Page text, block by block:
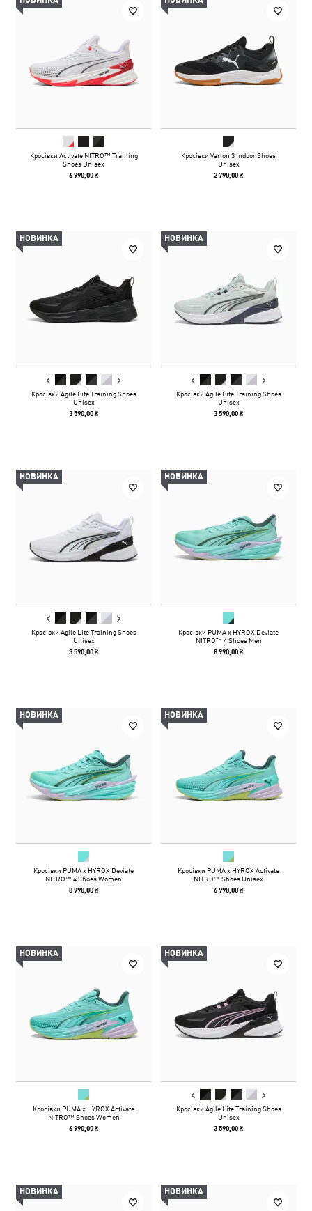
Кросівки Activate NITRO™ Training
Shoes Unisex
6 990,00 ₴
Кросівки Varion 3 Indoor Shoes
Unisex
2 790,00 ₴
НОВИНКА
Кросівки Agile Lite Training Shoes
Unisex
3 590,00 ₴
НОВИНКА
Кросівки Agile Lite Training Shoes
Unisex
3 590,00 ₴
НОВИНКА
Кросівки Agile Lite Training Shoes
Unisex
3 590,00 ₴
НОВИНКА
Кросівки PUMA x HYROX Deviate
NITRO™ 4 Shoes Men
8 990,00 ₴
НОВИНКА
Кросівки PUMA x HYROX Deviate
NITRO™ 4 Shoes Women
8 990,00 ₴
НОВИНКА
Кросівки PUMA x HYROX Activate
NITRO™ Shoes Unisex
6 990,00 ₴
НОВИНКА
Кросівки PUMA x HYROX Activate
NITRO™ Shoes Women
6 990,00 ₴
НОВИНКА
Кросівки Agile Lite Training Shoes
Unisex
3 590,00 ₴
НОВИНКА НОВИНКА